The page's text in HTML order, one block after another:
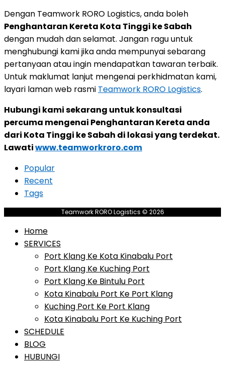
Dengan Teamwork RORO Logistics, anda boleh
Penghantaran Kereta Kota Tinggi ke Sabah
dengan mudah dan selamat. Jangan ragu untuk
menghubungi kami jika anda mempunyai sebarang
pertanyaan atau ingin mendapatkan tawaran terbaik.
Untuk maklumat lanjut mengenai perkhidmatan kami,
layari laman web rasmi Teamwork RORO Logistics.
Hubungi kami sekarang untuk konsultasi
percuma mengenai Penghantaran Kereta anda
dari Kota Tinggi ke Sabah di lokasi yang terdekat.
Lawatiwww.teamworkroro.com
Popular
Recent
Tags
Teamwork RORO Logistics © 2026
Home
SERVICES
Port Klang Ke Kota Kinabalu Port
Port Klang Ke Kuching Port
Port Klang Ke Bintulu Port
Kota Kinabalu Port Ke Port Klang
Kuching Port Ke Port Klang
Kota Kinabalu Port Ke Kuching Port
SCHEDULE
BLOG
HUBUNGI